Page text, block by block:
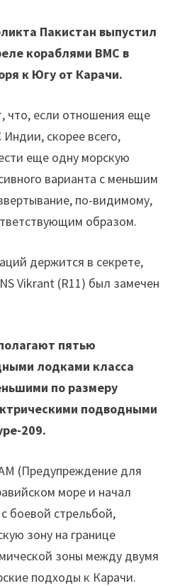
Пакистан выпустил
кораблями ВМС в
к Югу от Карачи.
что, если отношения еще
скорее всего,
еще одну морскую
варианта с меньшим
по-видимому,
образом.
держится в секрете,
Vikrant (R11) был замечен
пятью
лодками класса
по размеру
подводными
209.
(Предупреждение для
море и начал
боевой стрельбой,
зону на границе
зоны между двумя
подходы к Карачи.